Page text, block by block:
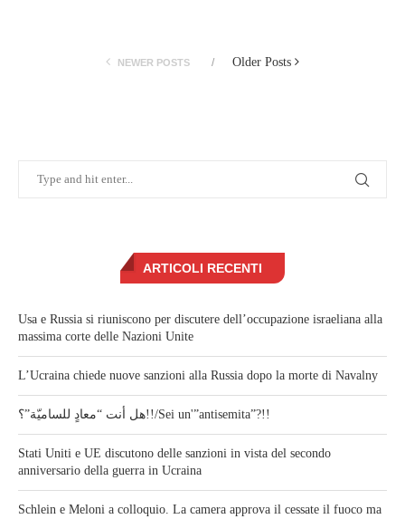
NEWER POSTS Older Posts
ARTICOLI RECENTI
Usa e Russia si riuniscono per discutere dell’occupazione israeliana alla
massima corte delle Nazioni Unite
L’Ucraina chiede nuove sanzioni alla Russia dopo la morte di Navalny
هل أنت “معادٍ للساميّة”؟!!/Sei un'”antisemita”?!!
Stati Uniti e UE discutono delle sanzioni in vista del secondo
anniversario della guerra in Ucraina
Schlein e Meloni a colloquio. La camera approva il cessate il fuoco ma